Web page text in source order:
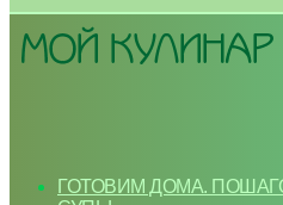
ГОТОВИМ ДОМА.